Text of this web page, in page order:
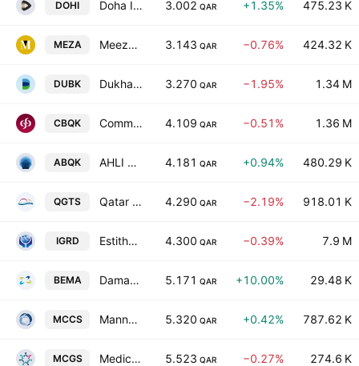
DOHI Doha Insurance Co. 3.002 QAR +1.35% 475.23 K
MEZA Meeza QSTP LLC 3.143 QAR −0.76% 424.32 K
DUBK Dukhan Bank Q.P.S.C. 3.270 QAR −1.95% 1.34 M
CBQK Commercial Bank (Q.S.C.) 4.109 QAR −0.51% 1.36 M
ABQK AHLI BANK Q.P.S.C. 4.181 QAR +0.94% 480.29 K
QGTS Qatar Gas Transport Co. 4.290 QAR −2.19% 918.01 K
IGRD Estithmar Holding Q.P.S.C 4.300 QAR −0.39% 7.9 M
BEMA Damaan Islamic Insurance Company (Beema) 5.171 QAR +10.00% 29.48 K
MCCS Mannai Corporation Q.P.S.C. 5.320 QAR +0.42% 787.62 K
MCGS Medicare Group QSC 5.523 QAR −0.27% 274.6 K